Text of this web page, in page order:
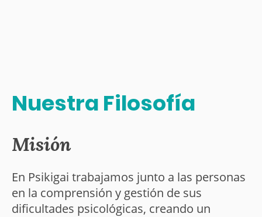
Nuestra Filosofía
Misión
En Psikigai trabajamos junto a las personas
en la comprensión y gestión de sus
dificultades psicológicas, creando un